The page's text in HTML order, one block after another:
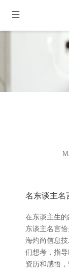
名东谈主名
在东谈主生
东谈主名言
海灼尚信息
们想考，指
资历和感悟